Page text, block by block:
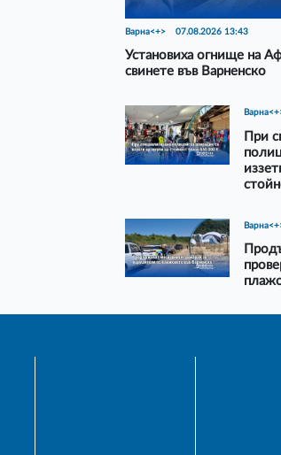
Варна<+> 07.08.2026 13:43
Установиха огнище на
свинете във Варненско
При